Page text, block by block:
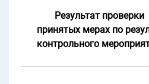
Результат проверки
принятых мерах по
контрольного